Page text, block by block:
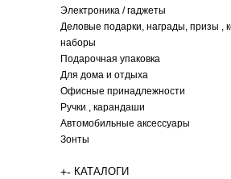
Электроника / гаджеты
Деловые подарки, награды, призы ,
наборы
Подарочная упаковка
Для дома и отдыха
Офисные принадлежности
Ручки , карандаши
Автомобильные аксессуары
Зонты
+- КАТАЛОГИ